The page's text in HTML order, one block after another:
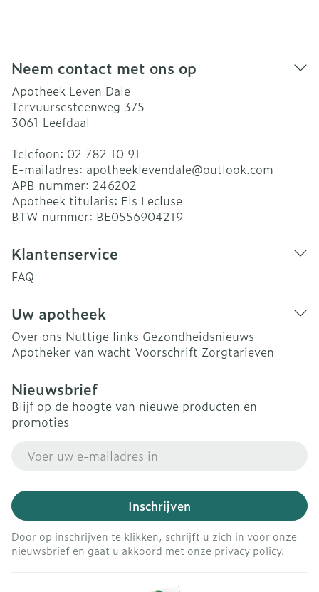
Neem contact met ons op
Apotheek Leven Dale
Tervuursesteenweg 375
3061 Leefdaal
Telefoon: 02 782 10 91
E-mailadres: apotheeklevendale@outlook.com
APB nummer: 246202
Apotheek titularis: Els Lecluse
BTW nummer: BE0556904219
Klantenservice
FAQ
Uw apotheek
Over ons Nuttige links Gezondheidsnieuws
Apotheker van wacht Voorschrift Zorgtarieven
Nieuwsbrief
Blijf op de hoogte van nieuwe producten en
promoties
Inschrijven
Door op inschrijven te klikken, schrijft u zich in voor onze
nieuwsbrief en gaat u akkoord met onze privacy policy.